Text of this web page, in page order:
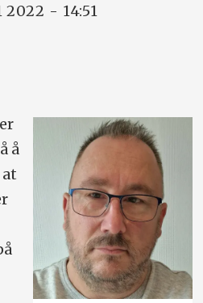
2022 - 14:51
å